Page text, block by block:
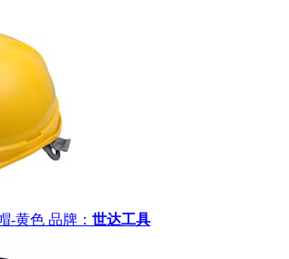
-黄色 品牌： 世达工具